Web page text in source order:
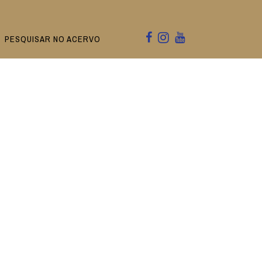
PESQUISAR NO ACERVO